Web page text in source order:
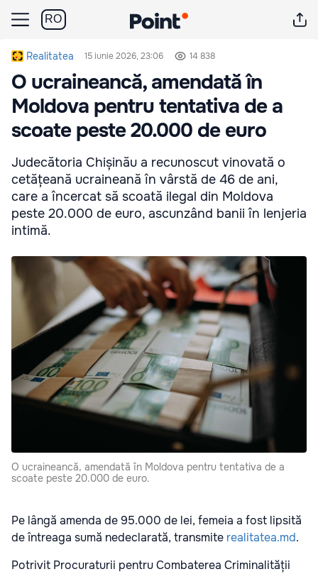
RO
Realitatea 15 iunie 2026, 23:06 14 838
O ucraineancă, amendată în
Moldova pentru tentativa de a
scoate peste 20.000 de euro
Judecătoria Chișinău a recunoscut vinovată o
cetățeană ucraineană în vârstă de 46 de ani,
care a încercat să scoată ilegal din Moldova
peste 20.000 de euro, ascunzând banii în lenjeria
intimă.
O ucraineancă, amendată în Moldova pentru tentativa de a
scoate peste 20.000 de euro.
Pe lângă amenda de 95.000 de lei, femeia a fost lipsită
de întreaga sumă nedeclarată, transmite realitatea.md.
Potrivit Procuraturii pentru Combaterea Criminalității